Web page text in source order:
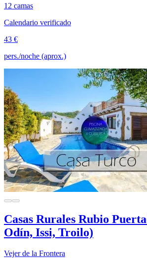
12 camas
Calendario verificado
43 €
pers./noche (aprox.)
Casas Rurales Rubio
Odín, Issi, Troilo)
Vejer de la Frontera